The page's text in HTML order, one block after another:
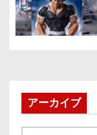
アーカイブ